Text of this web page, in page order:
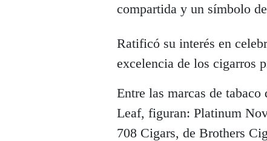
compartida y un símbolo
Ratificó su interés en
excelencia de los cigarros
Entre las marcas de
Leaf, figuran: Platinum
708 Cigars, de Brothers